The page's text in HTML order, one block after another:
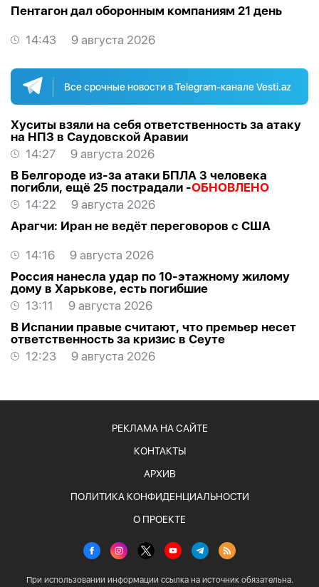
Пентагон дал оборонным компаниям 21 день
14:43 9 августа 2026
Все срочные новости в Telegram-канале Vesti.az
Хуситы взяли на себя ответственность за атаку
на НПЗ в Саудовской Аравии
14:27
9 августа 2026
В Белгороде из-за атаки БПЛА 3 человека
погибли, ещё 25 пострадали -ОБНОВЛЕНО
14:22
9 августа 2026
Арагчи: Иран не ведёт переговоров с США
14:16
9 августа 2026
Россия нанесла удар по 10-этажному жилому
дому в Харькове, есть погибшие
13:11
9 августа 2026
В Испании правые считают, что премьер несет
ответственность за кризис в Сеуте
12:23
9 августа 2026
РЕКЛАМА НА САЙТЕ
КОНТАКТЫ
АРХИВ
ПОЛИТИКА КОНФИДЕНЦИАЛЬНОСТИ
О ПРОЕКТЕ
При использовании информации ссылка на источник обязательна.